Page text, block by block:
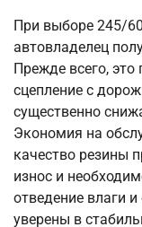
При выборе 245/
автовладелец
Прежде всего, это
сцепление с
существенно
Экономия на
качество резины
износ и
отведение влаги
уверены в